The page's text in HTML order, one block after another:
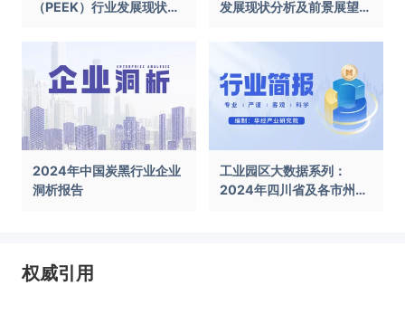
（PEEK）行业发展现状及
发展现状分析及前景展望报
2024年中国炭黑行业企业
洞析报告
工业园区大数据系列：
2024年四川省及各市州工
权威引用